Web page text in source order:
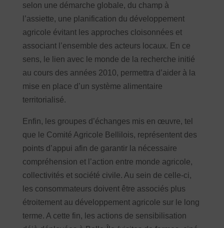
selon une démarche globale, du champ à
l’assiette, une planification du développement
agricole évitant les approches cloisonnées et
associant l’ensemble des acteurs locaux. En ce
sens, le lien avec le monde de la recherche initié
au cours des années 2010, permettra d’aider à la
mise en place d’un système alimentaire
territorialisé.
Enfin, les groupes d’échanges mis en œuvre, tel
que le Comité Agricole Bellilois, représentent des
points d’appui afin de garantir la nécessaire
compréhension et l’action entre monde agricole,
collectivités et société civile. Au sein de celle-ci,
les consommateurs doivent être associés plus
étroitement au développement agricole sur le long
terme. A cette fin, les actions de sensibilisation